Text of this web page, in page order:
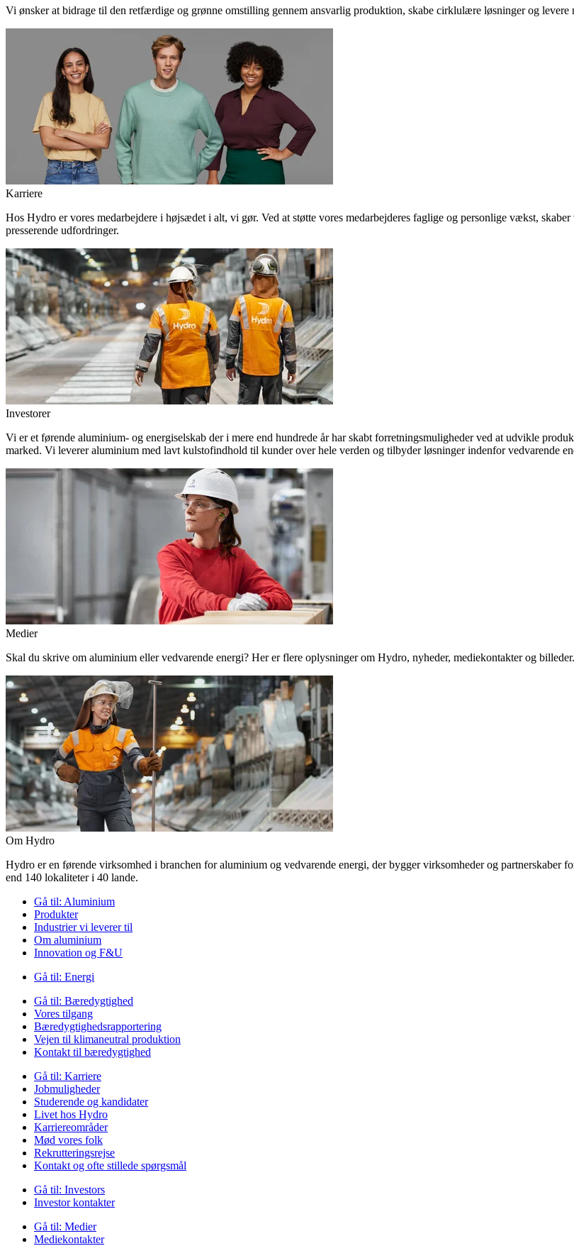
Vi ønsker at bidrage til den retfærdige og grønne omstilling gennem ansvarlig produktion, skabe cirklulære løsninger og
Karriere
Hos Hydro er vores medarbejdere i højsædet i alt, vi gør. Ved at støtte vores medarbejderes faglige og personlige vækst,
presserende udfordringer.
Investorer
Vi er et førende aluminium- og energiselskab der i mere end hundrede år har skabt forretningsmuligheder ved at udvikle
marked. Vi leverer aluminium med lavt kulstofindhold til kunder over hele verden og tilbyder løsninger indenfor vedvarende
Medier
Skal du skrive om aluminium eller vedvarende energi? Her er flere oplysninger om Hydro, nyheder, mediekontakter og billeder.
Om Hydro
Hydro er en førende virksomhed i branchen for aluminium og vedvarende energi, der bygger virksomheder og partnerskaber
end 140 lokaliteter i 40 lande.
Gå til: Aluminium
Produkter
Industrier vi leverer til
Om aluminium
Innovation og F&U
Gå til: Energi
Gå til: Bæredygtighed
Vores tilgang
Bæredygtighedsrapportering
Vejen til klimaneutral produktion
Kontakt til bæredygtighed
Gå til: Karriere
Jobmuligheder
Studerende og kandidater
Livet hos Hydro
Karriereområder
Mød vores folk
Rekrutteringsrejse
Kontakt og ofte stillede spørgsmål
Gå til: Investors
Investor kontakter
Gå til: Medier
Mediekontakter